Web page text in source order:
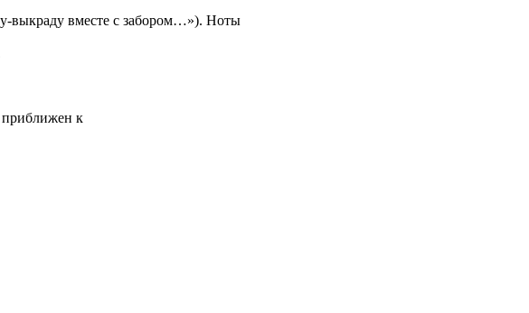
выкраду вместе с забором…»). Ноты
приближен к